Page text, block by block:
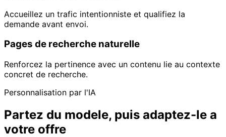
Accueillez un trafic intentionniste et qualifiez la
demande avant envoi.
Pages de recherche naturelle
Renforcez la pertinence avec un contenu lie au contexte
concret de recherche.
Personnalisation par l'IA
Partez du modele, puis adaptez-le a
votre offre